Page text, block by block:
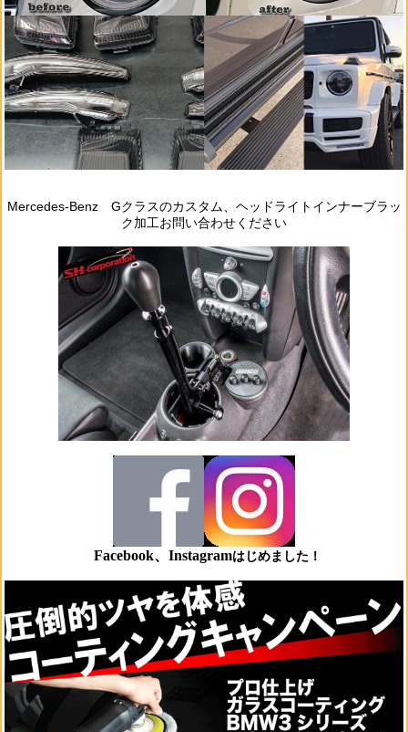
Mercedes‐Benz Gクラスのカスタム、ヘッドライトインナーブラッ
ク加工お問い合わせください
Facebook、Instagramはじめました！